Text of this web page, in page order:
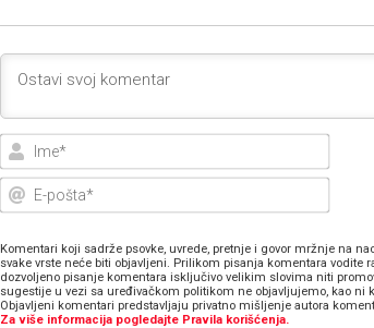
Ime*
E-
Komentari koji sadrže psovke, uvrede, pretnje i govor mržnje na
svake vrste neće biti objavljeni. Prilikom pisanja komentara
dozvoljeno pisanje komentara isključivo velikim slovima niti
sugestije u vezi sa uređivačkom politikom ne objavljujemo, kao ni
Objavljeni komentari predstavljaju privatno mišljenje autora
Za više informacija pogledajte Pravila korišćenja.